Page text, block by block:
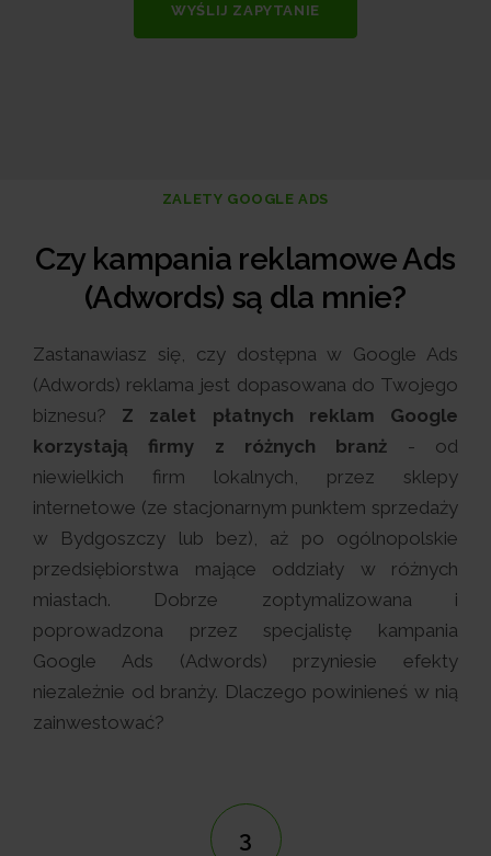
WYŚLIJ ZAPYTANIE
ZALETY GOOGLE ADS
Czy kampania reklamowe Ads
(Adwords) są dla mnie?
Zastanawiasz się, czy dostępna w Google Ads
(Adwords) reklama jest dopasowana do Twojego
biznesu? Z zalet płatnych reklam Google
korzystają firmy z różnych branż - od
niewielkich firm lokalnych, przez sklepy
internetowe (ze stacjonarnym punktem sprzedaży
w Bydgoszczy lub bez), aż po ogólnopolskie
przedsiębiorstwa mające oddziały w różnych
miastach. Dobrze zoptymalizowana i
poprowadzona przez specjalistę kampania
Google Ads (Adwords) przyniesie efekty
niezależnie od branży. Dlaczego powinieneś w nią
zainwestować?